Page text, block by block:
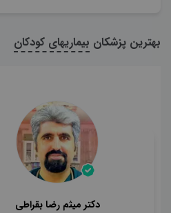
بهترین پزشکان بیماریهای کودکان
دکتر میثم رضا بقراطی